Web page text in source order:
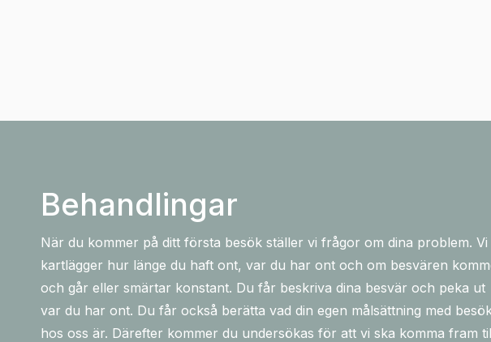
Behandlingar
När du kommer på ditt första besök ställer vi frågor om dina problem. Vi
kartlägger hur länge du haft ont, var du har ont och om besvären
och går eller smärtar konstant. Du får beskriva dina besvär och peka ut
var du har ont. Du får också berätta vad din egen målsättning med
hos oss är. Därefter kommer du undersökas för att vi ska komma fram